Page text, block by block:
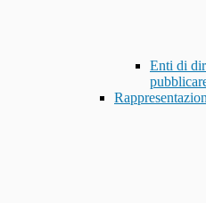
Enti di